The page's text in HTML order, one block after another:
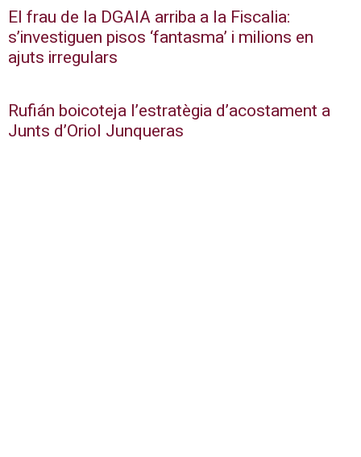
El frau de la DGAIA arriba a la Fiscalia:
s’investiguen pisos ‘fantasma’ i milions en
ajuts irregulars
Rufián boicoteja l’estratègia d’acostament a
Junts d’Oriol Junqueras